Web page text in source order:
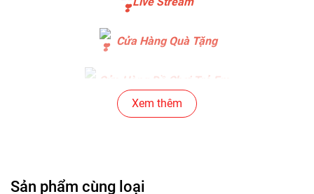
Cửa Hàng Quà Tặng
Cửa Hàng Đồ Chơi Trẻ Em
Cửa Hàng Bánh Sinh Nhật
Xem thêm
Sản phẩm cùng loại